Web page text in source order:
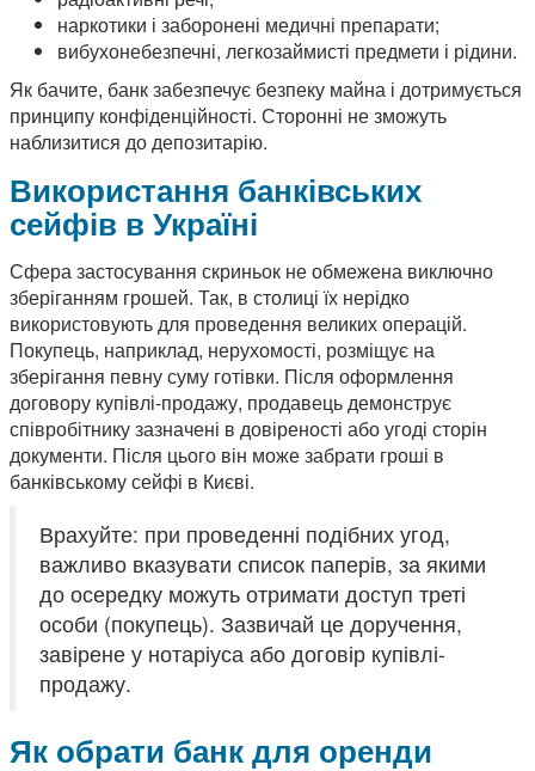
наркотики і заборонені медичні препарати;
вибухонебезпечні, легкозаймисті предмети і рідини.
Як бачите, банк забезпечує безпеку майна і дотримується
принципу конфіденційності. Сторонні не зможуть
наблизитися до депозитарію.
Використання банківських
сейфів в Україні
Сфера застосування скриньок не обмежена виключно
зберіганням грошей. Так, в столиці їх нерідко
використовують для проведення великих операцій.
Покупець, наприклад, нерухомості, розміщує на
зберігання певну суму готівки. Після оформлення
договору купівлі-продажу, продавець демонструє
співробітнику зазначені в довіреності або угоді сторін
документи. Після цього він може забрати гроші в
банківському сейфі в Києві.
Врахуйте: при проведенні подібних угод,
важливо вказувати список паперів, за якими
до осередку можуть отримати доступ треті
особи (покупець). Зазвичай це доручення,
завірене у нотаріуса або договір купівлі-
продажу.
Як обрати банк для оренди